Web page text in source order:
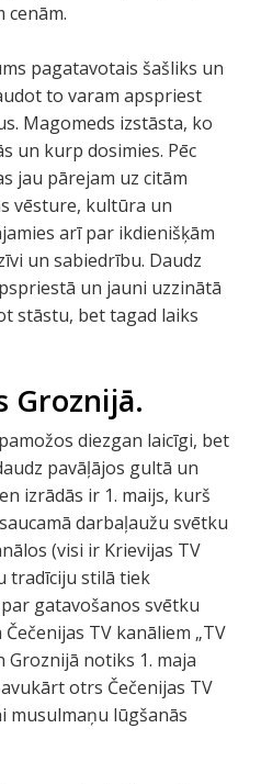
cenām.
pagatavotais šašliks un
to varam apspriest
Magomeds izstāsta, ko
un kurp dosimies. Pēc
jau pārejam uz citām
vēsture, kultūra un
arī par ikdienišķām
un sabiedrību. Daudz
un jauni uzzinātā
stāstu, bet tagad laiks
Groznijā.
diezgan laicīgi, bet
pavāļājos gultā un
izrādās ir 1. maijs, kurš
darbaļaužu svētku
(visi ir Krievijas TV
tradīciju stilā tiek
gatavošanos svētku
TV kanāliem „TV
Groznijā notiks 1. maja
otrs Čečenijas TV
musulmaņu lūgšanās